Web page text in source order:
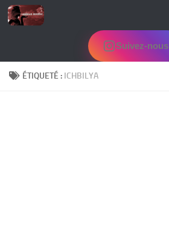
Skip to content
Suivez-nous
ÉTIQUETÉ : ICHBILYA